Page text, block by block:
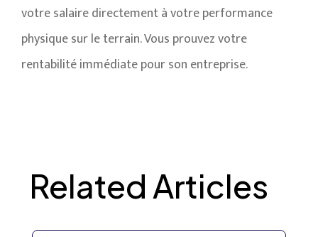
votre salaire directement à votre performance
physique sur le terrain. Vous prouvez votre
rentabilité immédiate pour son entreprise.
Related Articles